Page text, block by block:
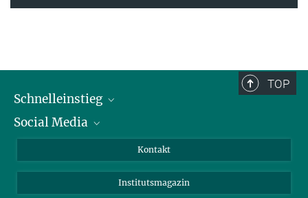
TOP
Schnelleinstieg
Alumni
Fördernde
Social Media
Bluesky
Facebook
Kontakt
Institutsmagazin